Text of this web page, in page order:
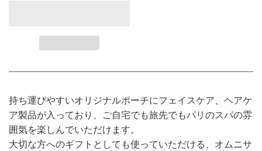
持ち運びやすいオリジナルポーチにフェイスケア、ヘアケ
ア製品が入っており、ご自宅でも旅先でもパリのスパの雰
囲気を楽しんでいただけます。
大切な方へのギフトとしても使っていただける、オムニサ